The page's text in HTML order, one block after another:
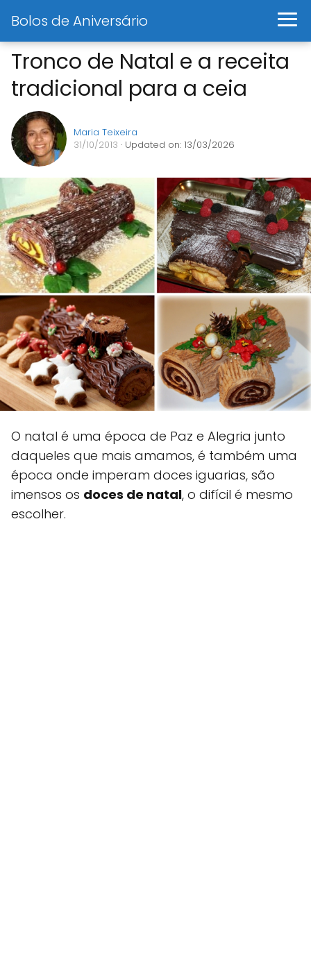
Bolos de Aniversário
Tronco de Natal e a receita
tradicional para a ceia
Maria Teixeira
31/10/2013 · Updated on: 13/03/2026
O natal é uma época de Paz e Alegria junto
daqueles que mais amamos, é também uma
época onde imperam doces iguarias, são
imensos os doces de natal, o difícil é mesmo
escolher.